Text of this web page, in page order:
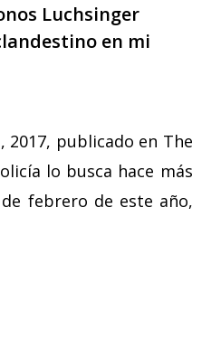
Luchsinger
en mi
2017, publicado en The
lo busca hace más
febrero de este año,